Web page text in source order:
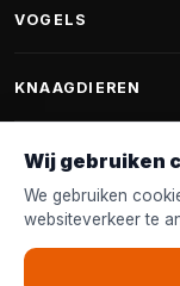
Fantail
Hondenspeelgoed
Halsband & Lijn
Shampoo &
Krabpalen voor
Kattenmanden
VOGELS
Vogelvoer
Voederhuisjes
Nestkastjes &
Tuinvogelvoer
KNAAGDIEREN
Knaagdierenvoer
Accessoires
KLANTENSERVICE
Wij gebruiken
We gebruiken
websiteverkeer te